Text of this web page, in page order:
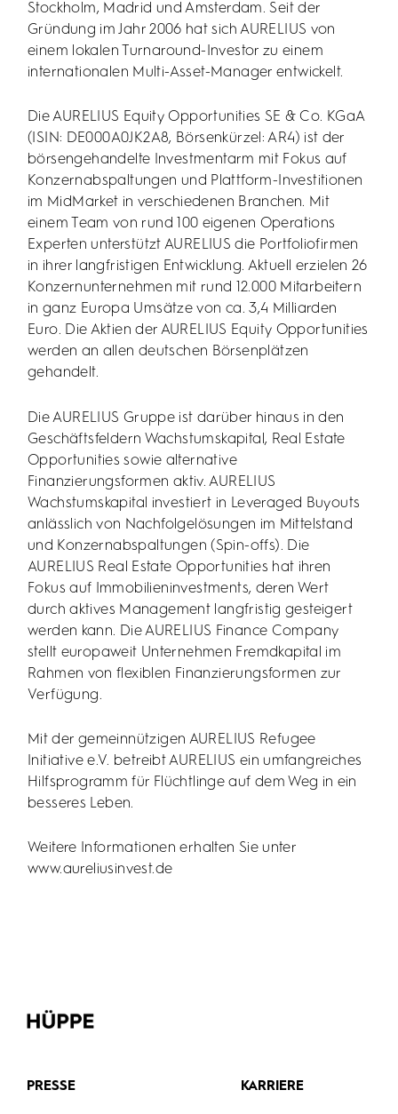
Stockholm, Madrid und Amsterdam. Seit der
Gründung im Jahr 2006 hat sich AURELIUS von
einem lokalen Turnaround-Investor zu einem
internationalen Multi-Asset-Manager entwickelt.
Die AURELIUS Equity Opportunities SE & Co. KGaA
(ISIN: DE000A0JK2A8, Börsenkürzel: AR4) ist der
börsengehandelte Investmentarm mit Fokus auf
Konzernabspaltungen und Plattform-Investitionen
im MidMarket in verschiedenen Branchen. Mit
einem Team von rund 100 eigenen Operations
Experten unterstützt AURELIUS die Portfoliofirmen
in ihrer langfristigen Entwicklung. Aktuell erzielen 26
Konzernunternehmen mit rund 12.000 Mitarbeitern
in ganz Europa Umsätze von ca. 3,4 Milliarden
Euro. Die Aktien der AURELIUS Equity Opportunities
werden an allen deutschen Börsenplätzen
gehandelt.
Die AURELIUS Gruppe ist darüber hinaus in den
Geschäftsfeldern Wachstumskapital, Real Estate
Opportunities sowie alternative
Finanzierungsformen aktiv. AURELIUS
Wachstumskapital investiert in Leveraged Buyouts
anlässlich von Nachfolgelösungen im Mittelstand
und Konzernabspaltungen (Spin-offs). Die
AURELIUS Real Estate Opportunities hat ihren
Fokus auf Immobilieninvestments, deren Wert
durch aktives Management langfristig gesteigert
werden kann. Die AURELIUS Finance Company
stellt europaweit Unternehmen Fremdkapital im
Rahmen von flexiblen Finanzierungsformen zur
Verfügung.
Mit der gemeinnützigen AURELIUS Refugee
Initiative e.V. betreibt AURELIUS ein umfangreiches
Hilfsprogramm für Flüchtlinge auf dem Weg in ein
besseres Leben.
Weitere Informationen erhalten Sie unter
www.aureliusinvest.de
PRESSE KARRIERE